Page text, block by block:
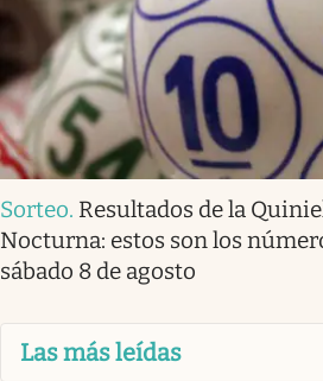
Sorteo. Resultados de la
Nocturna: estos son los
sábado 8 de agosto
Las más leídas